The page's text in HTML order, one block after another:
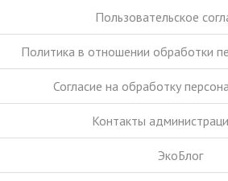
Пользовательское
Политика в отношении обработки
Согласие на обработку
Контакты
ЭкоБлог